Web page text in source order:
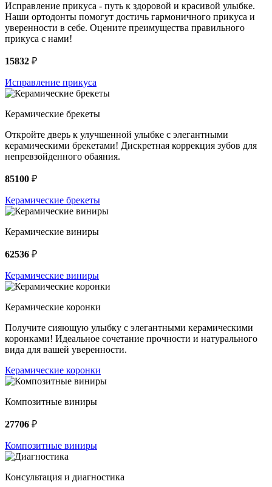
Исправление прикуса - путь к здоровой и красивой улыбке.
Наши ортодонты помогут достичь гармоничного прикуса и
уверенности в себе. Оцените преимущества правильного
прикуса с нами!
15832 ₽
Исправление прикуса
Керамические брекеты
Откройте дверь к улучшенной улыбке с элегантными
керамическими брекетами! Дискретная коррекция зубов для
непревзойденного обаяния.
85100 ₽
Керамические брекеты
Керамические виниры
62536 ₽
Керамические виниры
Керамические коронки
Получите сияющую улыбку с элегантными керамическими
коронками! Идеальное сочетание прочности и натурального
вида для вашей уверенности.
Керамические коронки
Композитные виниры
27706 ₽
Композитные виниры
Консультация и диагностика